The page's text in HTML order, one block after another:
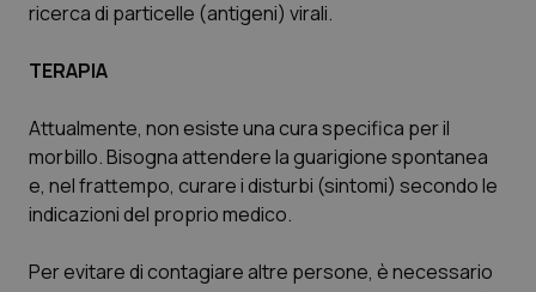
ricerca di particelle (antigeni) virali.
TERAPIA
Attualmente, non esiste una cura specifica per il
morbillo. Bisogna attendere la guarigione spontanea
e, nel frattempo, curare i disturbi (sintomi) secondo le
indicazioni del proprio medico.
Per evitare di contagiare altre persone, è necessario